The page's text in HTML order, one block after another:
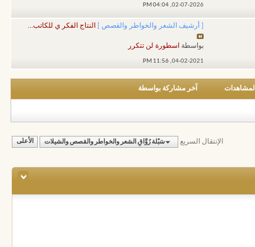
02-07-2026,
04:04 PM
[ أرشيف الشعر والخواطر والقصص ] النتاج الفكر ي للكاتب...
بواسطة اسطورة لن تتكرر
04-02-2021,
11:56 PM
المشاهدات آخر مشاركة بواسطة
الإنتقال السريع سَبْلة رُوَّاقِ الشعر والخواطر والقصص والشيلات الأعلى